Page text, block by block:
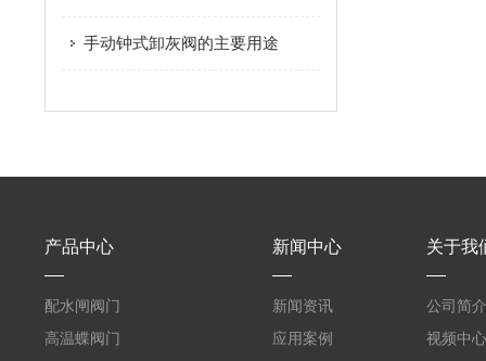
手动钟式卸灰阀的主要用途
产品中心
配水闸阀门
高温蝶阀门
新闻中心
新闻资讯
应用案例
关于我
公司简介
视频中心